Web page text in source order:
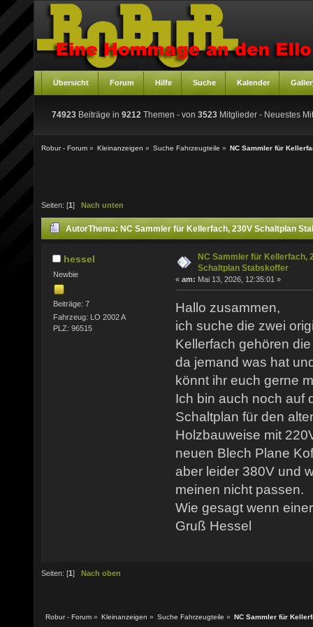
Übersicht Forum Hilfe Suche Kalender
74923 Beiträge in 9212 Themen - von 3523 Mitglieder - Neuestes
Robur - Forum » Kleinanzeigen » Suche Fahrzeugteile » NC Sammler für
Seiten: [1 ] Nach unten
AutorThema: NC Sammler für Kellerfach, 230V Schaltplan
hessel
Newbie
Beiträge: 7
Fahrzeug: LO 2002 A
PLZ: 96515
NC Sammler für Kellerfach,
Schaltplan Stabskoffer
« am: Mai 13, 2026, 12:35:01 »
Hallo zusammen,
ich suche die zwei
Kellerfach gehören
da jemand was hat
könnt ihr euch gerne
Ich bin auch noch auf
Schaltplan für den
Holzbauweise mit
neuen Blech Plane
aber leider 380V und
meinen nicht passen.
Wie gesagt wenn
Gruß Hessel
Seiten: [1] Nach oben
Robur - Forum » Kleinanzeigen » Suche Fahrzeugteile » NC Sammler für